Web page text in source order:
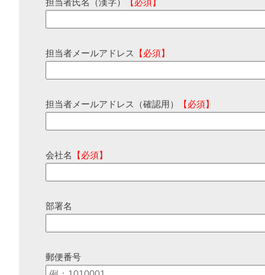
担当者氏名（漢字） 【必須】
担当者メールアドレス 【必須】
担当者メールアドレス（確認用） 【必須】
会社名 【必須】
部署名
郵便番号